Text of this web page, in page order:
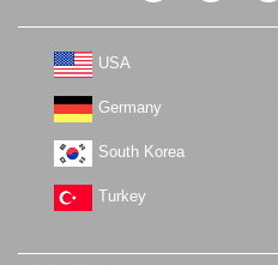
USA
Germany
South Korea
Turkey